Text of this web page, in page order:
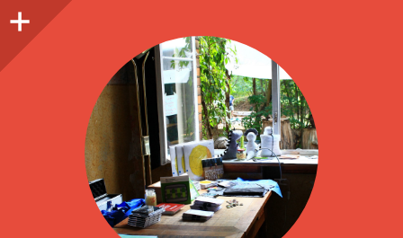
O
p
e
n
i
d
e
b
a
Seitenleiste